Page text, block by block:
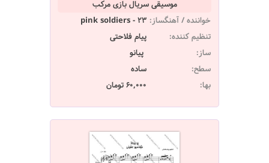
موسیقی سریال بازی مرکب
خواننده / آهنگساز: pink soldiers - 23
تنظیم کننده:
پیام فلاحتی
ساز:
پیانو
سطح:
ساده
بها:
60,000 تومان